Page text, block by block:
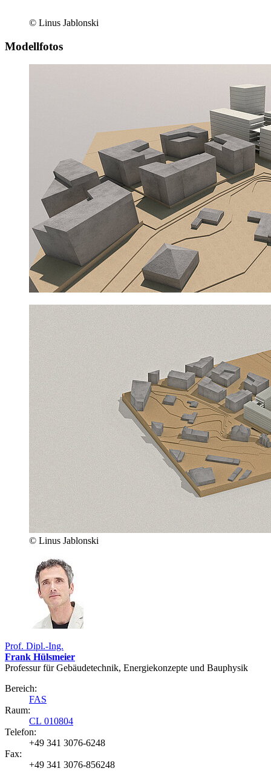
© Linus Jablonski
Modellfotos
© Linus Jablonski
Prof. Dipl.-Ing.
Frank Hülsmeier
Professur für Gebäudetechnik, Energiekonzepte und Bauphysik
Bereich:
FAS
Raum:
CL 010804
Telefon:
+49 341 3076-6248
Fax:
+49 341 3076-856248